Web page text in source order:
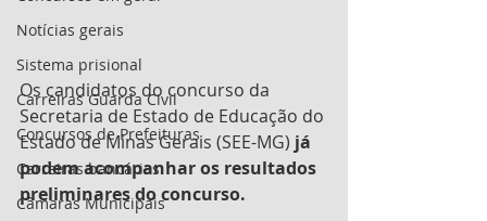
Notícias gerais
Sistema prisional
Carreiras Guarda Civil
Concursos de Prefeituras
Carreiras bancárias
Câmaras Municipais
Os candidatos do concurso da
Secretaria de Estado de Educação do
Estado de Minas Gerais (SEE-MG) já
podem acompanhar os resultados
preliminares do concurso.